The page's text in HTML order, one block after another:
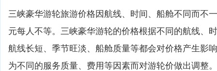
三峡豪华游轮旅游价格因航线、时间、船舱不同而不
元每人不等。三峡豪华游轮的价格根据不同的航线、
航线长短、季节旺淡、船舱质量等都会对价格产生影
为不同的服务质量、费用等因素而对游轮价做出调整